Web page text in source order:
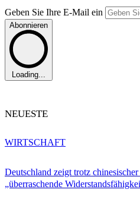
Geben Sie Ihre E-Mail ein
Abonnieren
Loading...
NEUESTE
Deutschland zeigt trotz
„überraschende
WIRTSCHAFT